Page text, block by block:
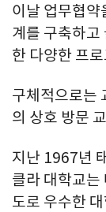
이날 업무협약
계를 구축하고
한 다양한 프
구체적으로는
의 상호 방문
지난 1967년
클라 대학교는
도로 우수한